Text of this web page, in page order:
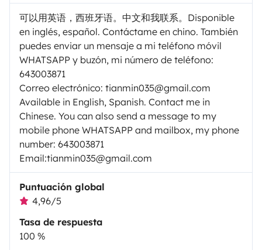
可以用英语，西班牙语。中文和我联系。Disponible
en inglés, español. Contáctame en chino. También
puedes enviar un mensaje a mi teléfono móvil
WHATSAPP y buzón, mi número de teléfono:
643003871
Correo electrónico: tianmin035@gmail.com
Available in English, Spanish. Contact me in
Chinese. You can also send a message to my
mobile phone WHATSAPP and mailbox, my phone
number: 643003871
Email:tianmin035@gmail.com
Puntuación global
4,96/5
Tasa de respuesta
100 %